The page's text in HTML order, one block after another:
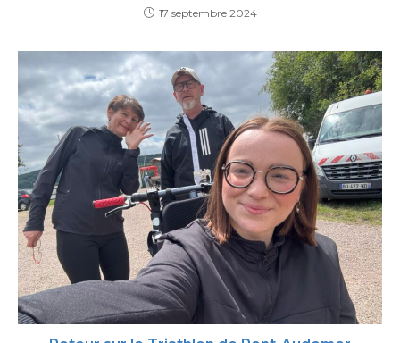
17 septembre 2024